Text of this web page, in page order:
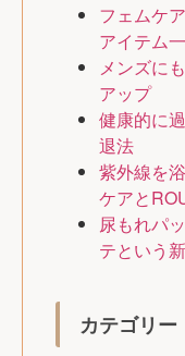
フェムケ
アイテム
メンズに
アップ
健康的に
退法
紫外線を
ケアと
尿もれパ
テという
カテゴリー